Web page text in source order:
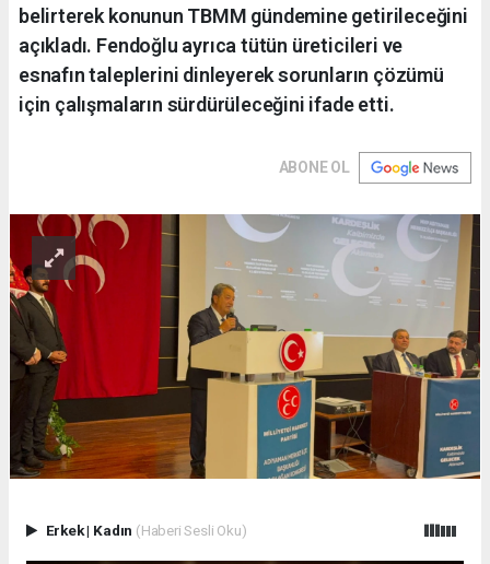
belirterek konunun TBMM gündemine getirileceğini
açıkladı. Fendoğlu ayrıca tütün üreticileri ve
esnafın taleplerini dinleyerek sorunların çözümü
için çalışmaların sürdürüleceğini ifade etti.
ABONE OL
Erkek| Kadın (Haberi Sesli Oku)